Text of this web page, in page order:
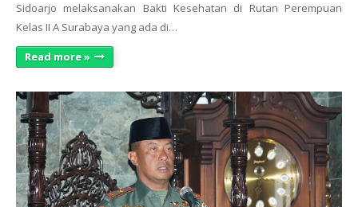
Sidoarjo melaksanakan Bakti Kesehatan di Rutan Perempuan
Kelas II A Surabaya yang ada di…
Read more »